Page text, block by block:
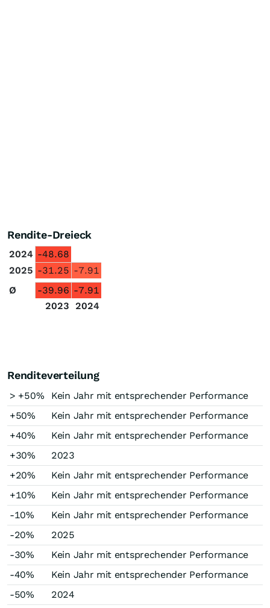
Rendite-Dreieck
2024 -48.68
2025 -31.25 -7.91
Ø
-39.96 -7.91
2023 2024
Renditeverteilung
> +50%
Kein Jahr mit entsprechender Performance
+50%
Kein Jahr mit entsprechender Performance
+40%
Kein Jahr mit entsprechender Performance
+30%
2023
+20%
Kein Jahr mit entsprechender Performance
+10%
Kein Jahr mit entsprechender Performance
-10%
Kein Jahr mit entsprechender Performance
-20%
2025
-30%
Kein Jahr mit entsprechender Performance
-40%
Kein Jahr mit entsprechender Performance
-50%
2024